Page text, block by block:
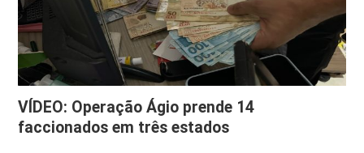
VÍDEO: Operação Ágio prende 14
faccionados em três estados